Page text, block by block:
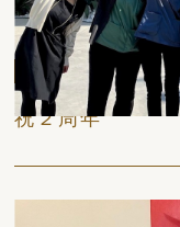
日々
祝２周年